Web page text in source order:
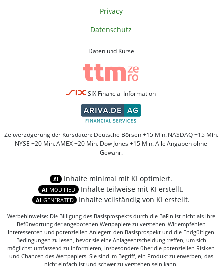
Privacy
Datenschutz
Daten und Kurse
SIX Financial Information
Zeitverzögerung der Kursdaten: Deutsche Börsen +15 Min. NASDAQ +15 Min.
NYSE +20 Min. AMEX +20 Min. Dow Jones +15 Min. Alle Angaben ohne
Gewähr.
AI Inhalte minimal mit KI optimiert.
AI MODIFIED Inhalte teilweise mit KI erstellt.
AI GENERATED Inhalte vollständig von KI erstellt.
Werbehinweise: Die Billigung des Basisprospekts durch die BaFin ist nicht als ihre
Befürwortung der angebotenen Wertpapiere zu verstehen. Wir empfehlen
Interessenten und potenziellen Anlegern den Basisprospekt und die Endgültigen
Bedingungen zu lesen, bevor sie eine Anlageentscheidung treffen, um sich
möglichst umfassend zu informieren, insbesondere über die potenziellen Risiken
und Chancen des Wertpapiers. Sie sind im Begriff, ein Produkt zu erwerben, das
nicht einfach ist und schwer zu verstehen sein kann.